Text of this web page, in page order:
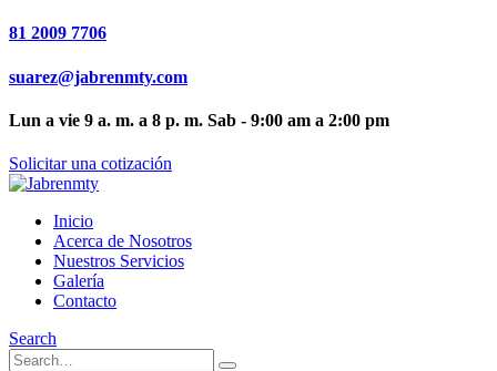
81 2009 7706
suarez@jabrenmty.com
Lun a vie 9 a. m. a 8 p. m. Sab - 9:00 am a 2:00 pm
Solicitar una cotización
Inicio
Acerca de Nosotros
Nuestros Servicios
Galería
Contacto
Search